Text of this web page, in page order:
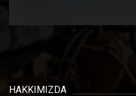
HAKKIMIZDA